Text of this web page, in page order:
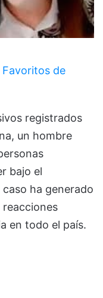
de
registrados
un hombre
bajo el
caso ha generado
reacciones
en todo el país.